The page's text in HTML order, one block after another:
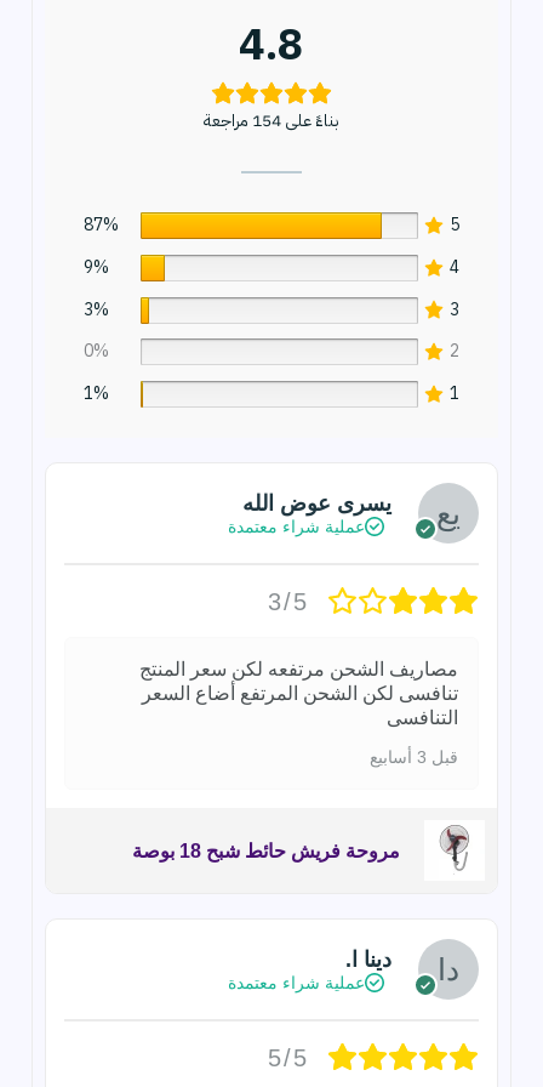
4.8
بناءً على 154 مراجعة
5
87%
4
9%
3
3%
2
0%
1
1%
يسرى عوض الله
عملية شراء معتمدة
3/5
مصاريف الشحن مرتفعه لكن سعر المنتج
تنافسى لكن الشحن المرتفع أضاع السعر
التنافسى
قبل 3 أسابيع
مروحة فريش حائط شبح 18 بوصة
دينا ا.
عملية شراء معتمدة
5/5